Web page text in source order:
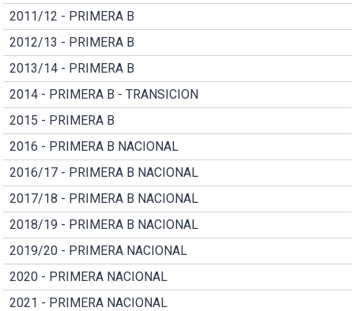
2011/12 - PRIMERA B
2012/13 - PRIMERA B
2013/14 - PRIMERA B
2014 - PRIMERA B - TRANSICION
2015 - PRIMERA B
2016 - PRIMERA B NACIONAL
2016/17 - PRIMERA B NACIONAL
2017/18 - PRIMERA B NACIONAL
2018/19 - PRIMERA B NACIONAL
2019/20 - PRIMERA NACIONAL
2020 - PRIMERA NACIONAL
2021 - PRIMERA NACIONAL